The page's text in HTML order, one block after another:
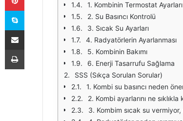
1. Kombinin Termostat Ayarları
2. Su Basıncı Kontrolü
3. Sıcak Su Ayarları
4. Radyatörlerin Ayarlanması
5. Kombinin Bakımı
6. Enerji Tasarrufu Sağlama
SSS (Sıkça Sorulan Sorular)
1. Kombi su basıncı neden
2. Kombi ayarlarını ne
3. Kombim sıcak su vermiyor,
Skype
E-Posta ile paylaş